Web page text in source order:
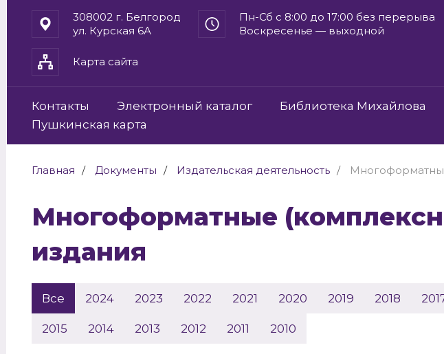
308002 г. Белгород
ул. Курская 6А
Пн-Сб с 8:00 до 17:00 без перерыва
Воскресенье — выходной
Карта сайта
Контакты Электронный каталог
Библиотека Михайлова
Пушкинская карта
Главная Документы Издательская деятельность
Многоформатные (комплексные)
издания
Все 2024 2023 2022 2021 2020 2019 2018
2015 2014 2013 2012 2011 2010